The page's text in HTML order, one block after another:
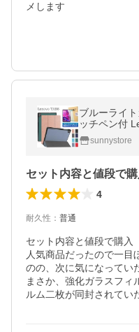
メします
ブルーライ
ッチペン付
ク A101LV
ートスリープ
sunnystore
4
耐久性 ： 普通
セット内容と値段で購入
人気商品だったので一目
のの、次に気になってい
まさか、強化ガラスフィ
ルム二枚が同封されてい